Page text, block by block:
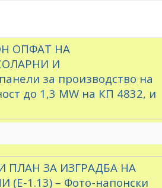
ОПФАТ НА
И
за производство на
до 1,3 MW на КП 4832, и
ПЛАН ЗА ИЗГРАДБА НА
1.13) – Фото-напонски